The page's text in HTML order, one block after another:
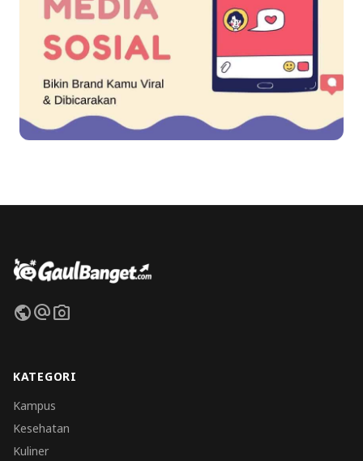
publicalternate_emailphoto_camera
KATEGORI
Kampus
Kesehatan
Kuliner